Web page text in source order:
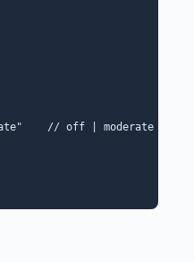
// off | moderate |